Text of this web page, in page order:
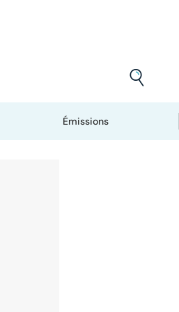
Émissions